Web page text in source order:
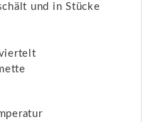
und in Stücke